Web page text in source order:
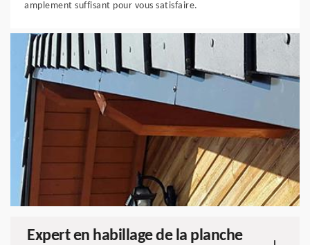
amplement suffisant pour vous satisfaire.
Expert en habillage de la planche